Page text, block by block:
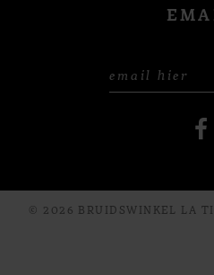
© 2026 BRUIDSWINKEL LA